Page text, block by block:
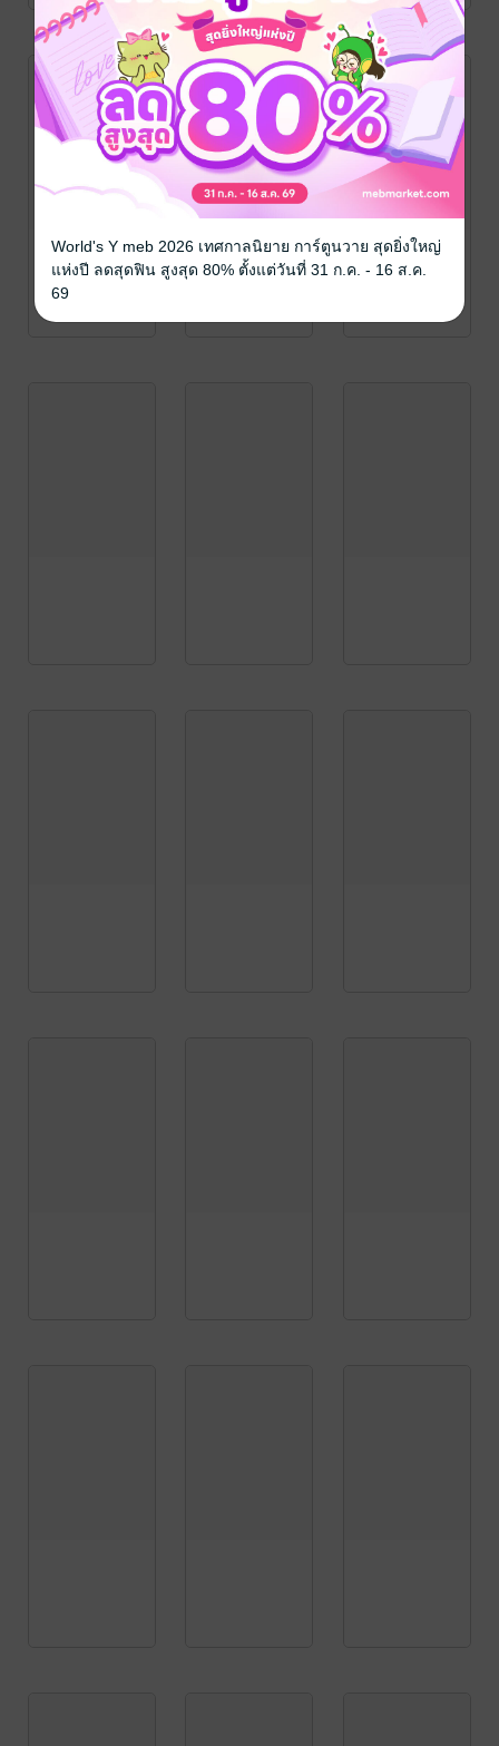
World's Y meb 2026 เทศกาลนิยาย การ์ตูนวาย สุดยิ่งใหญ่
แห่งปี ลดสุดฟิน สูงสุด 80% ตั้งแต่วันที่ 31 ก.ค. - 16 ส.ค.
69